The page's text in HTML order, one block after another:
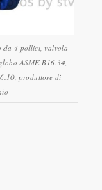
da 4 pollici, valvola
ASME B16.34,
produttore di